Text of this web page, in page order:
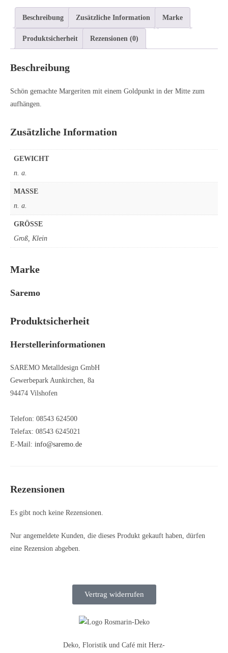
Beschreibung Zusätzliche Information Marke
Produktsicherheit Rezensionen (0)
Beschreibung
Schön gemachte Margeriten mit einem Goldpunkt in der Mitte zum
aufhängen.
Zusätzliche Information
GEWICHT
n. a.
MASSE
n. a.
GRÖSSE
Groß, Klein
Marke
Saremo
Produktsicherheit
Herstellerinformationen
SAREMO Metalldesign GmbH
Gewerbepark Aunkirchen, 8a
94474 Vilshofen
Telefon: 08543 624500
Telefax: 08543 6245021
E-Mail: info@saremo.de
Rezensionen
Es gibt noch keine Rezensionen.
Nur angemeldete Kunden, die dieses Produkt gekauft haben, dürfen
eine Rezension abgeben.
Vertrag widerrufen
Deko, Floristik und Café mit Herz-